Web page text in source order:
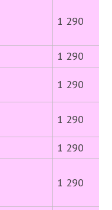
1 290
1 290
1 290
1 290
1 290
1 290